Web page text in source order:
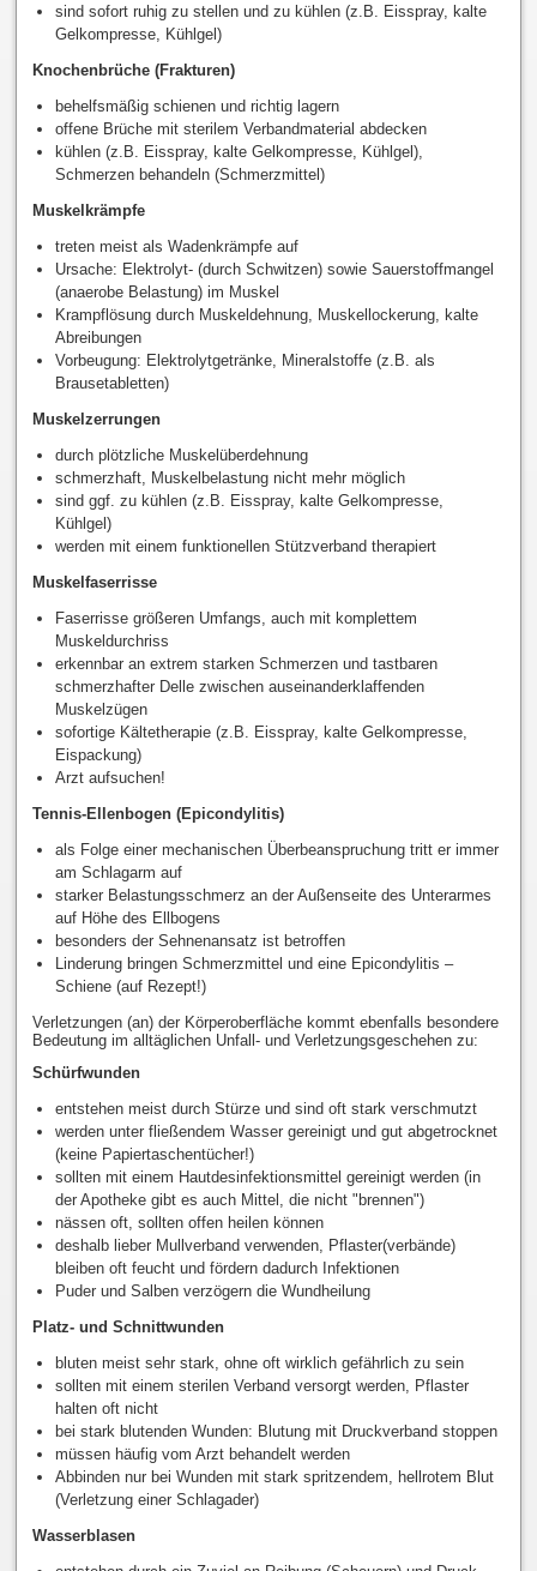
sind sofort ruhig zu stellen und zu kühlen (z.B. Eisspray, kalte
Gelkompresse, Kühlgel)
Knochenbrüche (Frakturen)
behelfsmäßig schienen und richtig lagern
offene Brüche mit sterilem Verbandmaterial abdecken
kühlen (z.B. Eisspray, kalte Gelkompresse, Kühlgel),
Schmerzen behandeln (Schmerzmittel)
Muskelkrämpfe
treten meist als Wadenkrämpfe auf
Ursache: Elektrolyt- (durch Schwitzen) sowie Sauerstoffmangel
(anaerobe Belastung) im Muskel
Krampflösung durch Muskeldehnung, Muskellockerung, kalte
Abreibungen
Vorbeugung: Elektrolytgetränke, Mineralstoffe (z.B. als
Brausetabletten)
Muskelzerrungen
durch plötzliche Muskelüberdehnung
schmerzhaft, Muskelbelastung nicht mehr möglich
sind ggf. zu kühlen (z.B. Eisspray, kalte Gelkompresse,
Kühlgel)
werden mit einem funktionellen Stützverband therapiert
Muskelfaserrisse
Faserrisse größeren Umfangs, auch mit komplettem
Muskeldurchriss
erkennbar an extrem starken Schmerzen und tastbaren
schmerzhafter Delle zwischen auseinanderklaffenden
Muskelzügen
sofortige Kältetherapie (z.B. Eisspray, kalte Gelkompresse,
Eispackung)
Arzt aufsuchen!
Tennis-Ellenbogen (Epicondylitis)
als Folge einer mechanischen Überbeanspruchung tritt er immer
am Schlagarm auf
starker Belastungsschmerz an der Außenseite des Unterarmes
auf Höhe des Ellbogens
besonders der Sehnenansatz ist betroffen
Linderung bringen Schmerzmittel und eine Epicondylitis –
Schiene (auf Rezept!)
Verletzungen (an) der Körperoberfläche kommt ebenfalls besondere
Bedeutung im alltäglichen Unfall- und Verletzungsgeschehen zu:
Schürfwunden
entstehen meist durch Stürze und sind oft stark verschmutzt
werden unter fließendem Wasser gereinigt und gut abgetrocknet
(keine Papiertaschentücher!)
sollten mit einem Hautdesinfektionsmittel gereinigt werden (in
der Apotheke gibt es auch Mittel, die nicht "brennen")
nässen oft, sollten offen heilen können
deshalb lieber Mullverband verwenden, Pflaster(verbände)
bleiben oft feucht und fördern dadurch Infektionen
Puder und Salben verzögern die Wundheilung
Platz- und Schnittwunden
bluten meist sehr stark, ohne oft wirklich gefährlich zu sein
sollten mit einem sterilen Verband versorgt werden, Pflaster
halten oft nicht
bei stark blutenden Wunden: Blutung mit Druckverband stoppen
müssen häufig vom Arzt behandelt werden
Abbinden nur bei Wunden mit stark spritzendem, hellrotem Blut
(Verletzung einer Schlagader)
Wasserblasen